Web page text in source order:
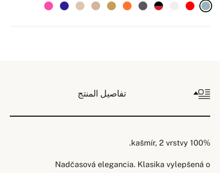
تفاصيل المنتج
100% kašmír, 2 vrstvy.
Nadčasová elegancia. Klasika vylepšená o